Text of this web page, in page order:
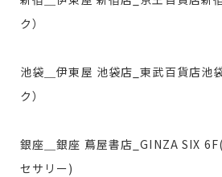
ク）
池袋＿伊東屋 池袋店_東武百貨店池
ク）
銀座＿銀座 蔦屋書店_GINZA SIX
セサリー)